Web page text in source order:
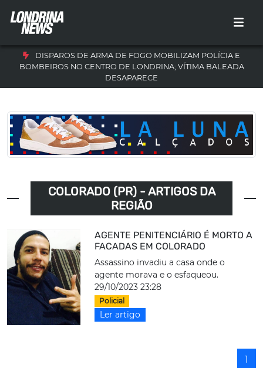
DISPAROS DE ARMA DE FOGO MOBILIZAM POLÍCIA E
BOMBEIROS NO CENTRO DE LONDRINA; VÍTIMA BALEADA
DESAPARECE
COLORADO (PR) - ARTIGOS DA
REGIÃO
AGENTE PENITENCIÁRIO É MORTO A
FACADAS EM COLORADO
Assassino invadiu a casa onde o
agente morava e o esfaqueou.
29/10/2023 23:28
Policial
Ler artigo
1